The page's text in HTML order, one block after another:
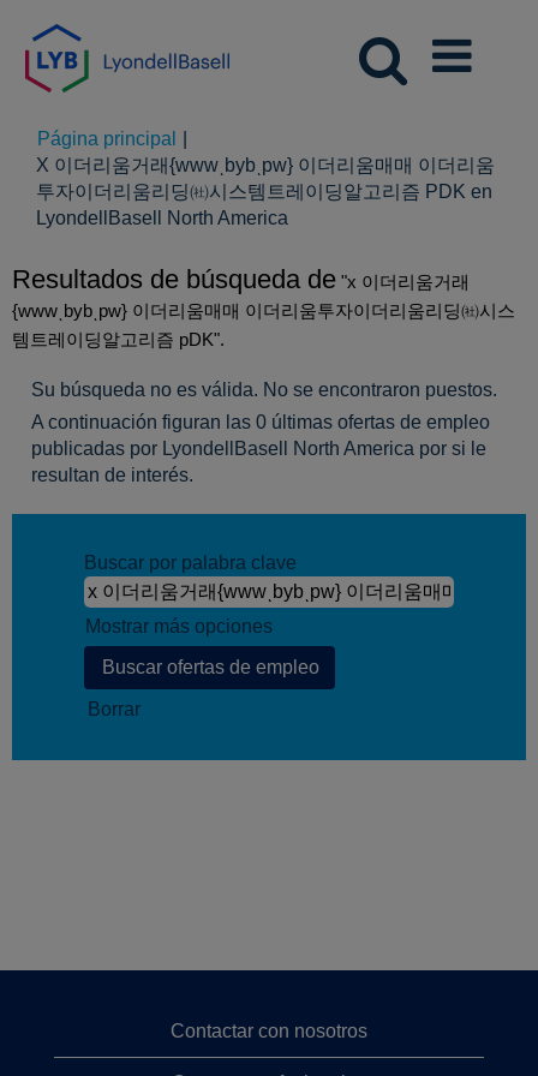
Página principal
X 이더리움거래{wwwͺbybͺpw} 이더리움매매 이더리움
투자이더리움리딩㈳시스템트레이딩알고리즘 PDK en
LyondellBasell North America
Resultados de búsqueda de "x 이더리움거래
{wwwͺbybͺpw} 이더리움매매 이더리움투자이더리움리딩㈳시스
템트레이딩알고리즘 pDK".
Su búsqueda no es válida. No se encontraron puestos.
A continuación figuran las 0 últimas ofertas de empleo
publicadas por LyondellBasell North America por si le
resultan de interés.
Buscar por palabra clave
Mostrar más opciones
Borrar
Contactar con nosotros